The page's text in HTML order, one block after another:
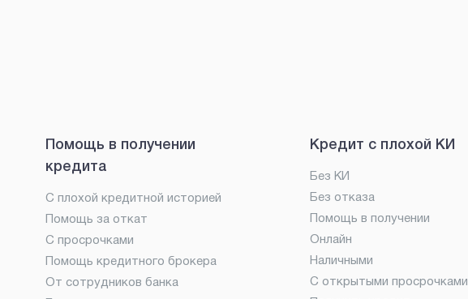
Помощь в получении
кредита
С плохой кредитной историей
Помощь за откат
С просрочками
Помощь кредитного брокера
От сотрудников банка
Кредит с плохой КИ
Без КИ
Без отказа
Помощь в получении
Онлайн
Наличными
С открытыми просрочками